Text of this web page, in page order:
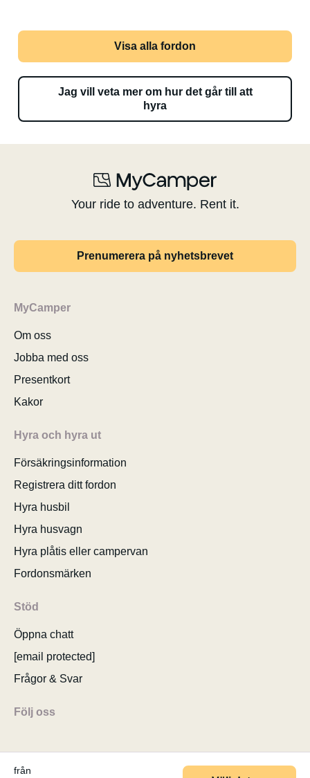
från
Visa alla fordon
Jag vill veta mer om hur det går till att
hyra
Your ride to adventure. Rent it.
Prenumerera på nyhetsbrevet
MyCamper
Om oss
Jobba med oss
Presentkort
Kakor
Hyra och hyra ut
Försäkringsinformation
Registrera ditt fordon
Hyra husbil
Hyra husvagn
Hyra plåtis eller campervan
Fordonsmärken
Stöd
Öppna chatt
[email protected]
Frågor & Svar
Följ oss